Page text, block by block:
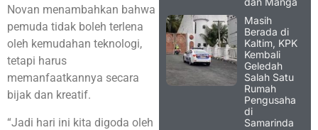
Novan menambahkan bahwa
pemuda tidak boleh terlena
oleh kemudahan teknologi,
tetapi harus
memanfaatkannya secara
bijak dan kreatif.
“Jadi hari ini kita digoda oleh
Masih
Berada di
Kaltim, KPK
Kembali
Geledah
Salah Satu
Rumah
Pengusaha
di
Samarinda